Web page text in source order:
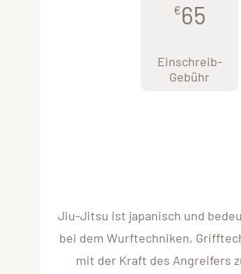
€65
Einschreib-
Gebühr
Jiu-Jitsu ist japanisch und
bei dem Wurftechniken,
mit der Kraft des Angreifers